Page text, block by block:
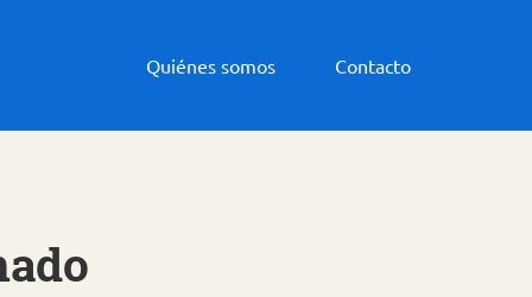
Quiénes somos Contacto